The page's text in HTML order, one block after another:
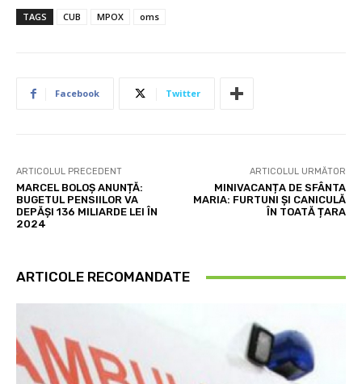
TAGS CUB MPOX oms
Facebook Twitter
ARTICOLUL PRECEDENT
MARCEL BOLOȘ ANUNȚĂ:
BUGETUL PENSIILOR VA
DEPĂȘI 136 MILIARDE LEI ÎN
2024
ARTICOLUL URMĂTOR
MINIVACANȚA DE SFÂNTA
MARIA: FURTUNI ȘI CANICULĂ
ÎN TOATĂ ȚARA
ARTICOLE RECOMANDATE